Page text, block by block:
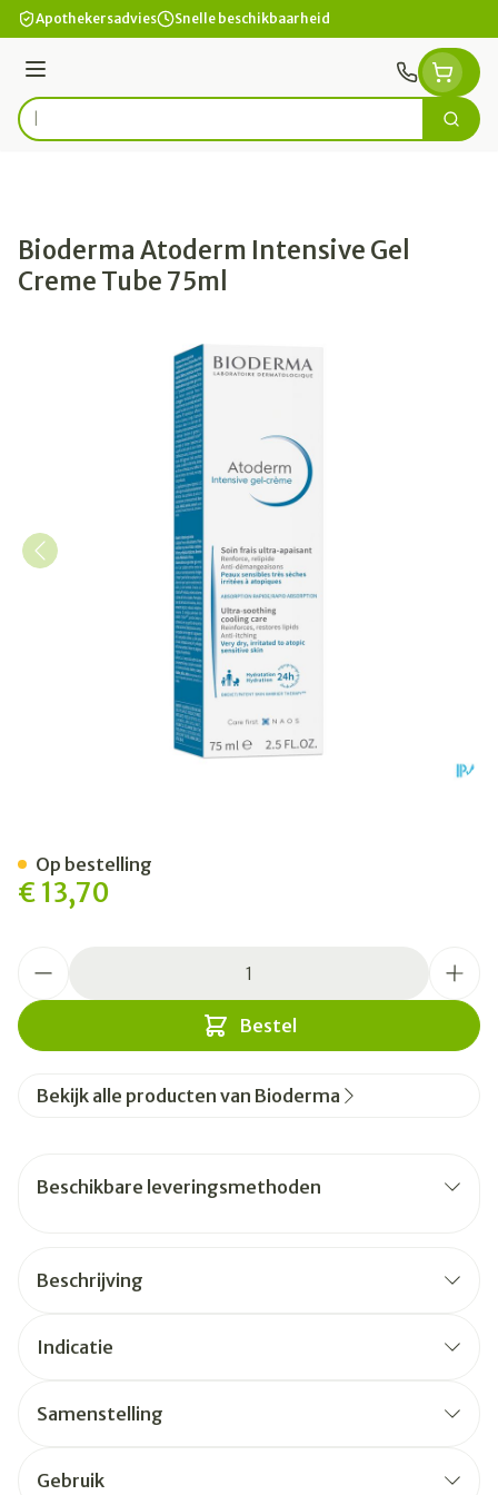
Ga naar de inhoud
Apothekersadvies Snelle beschikbaarheid
Menu
Product, merk, categorie... Zoek
Bioderma Atoderm Intensive Gel
Creme Tube 75ml
€ 13,70
Bestel
Op bestelling
Bekijk alle producten van Bioderma
Beschikbare leveringsmethoden
Beschrijving
Indicatie
Samenstelling
Gebruik